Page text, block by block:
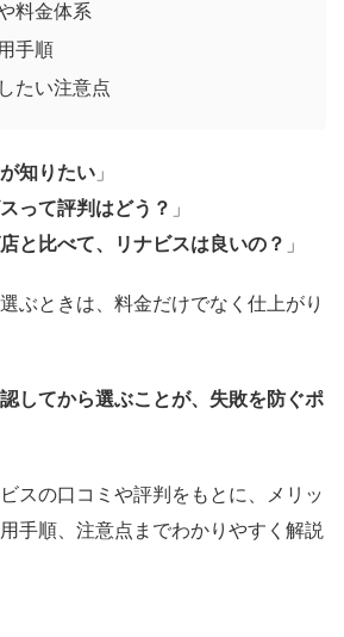
料金体系
手順
たい注意点
知りたい 」
って評判はどう？ 」
と比べて、リナビスは良いの？ 」
ぶときは、料金だけでなく仕上がり
してから選ぶことが、失敗を防ぐポ
スの口コミや評判をもとに、メリッ
手順、注意点までわかりやすく解説